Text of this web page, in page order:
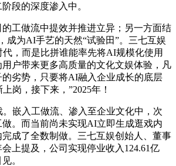
段的深度渗入中。
做流中提效并推进立异；另一方面结
成为AI手艺的天然“试验田”。三七互娱
，而是比拼谁能率先将AI规模化使用
户带来更多高质量的文化文娱体验，凡
劣势，只要将AI融入企业成长的底层
岗，接下来，”2025年！
入工做流、渗入至企业文化中，次
。而当前尚未实现AI立即生成逛戏内
成了全数制做。三七互娱创始人、董事
上提及，公司实现停业收入124.61亿
。